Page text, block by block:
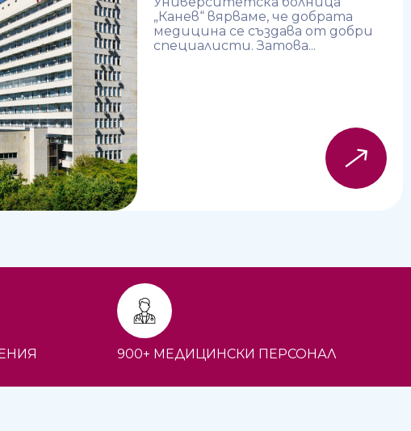
„Канев“ вярваме, че добрата
медицина се създава от добри
специалисти. Затова...
900+ МЕДИЦИНСКИ ПЕРСОНАЛ